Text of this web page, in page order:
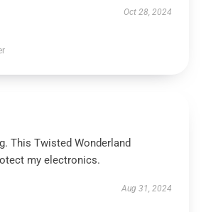
Oct 28, 2024
This Twisted Wonderland
my electronics.
Aug 31, 2024